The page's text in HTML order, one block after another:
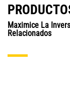
Maximice La
Relacionados